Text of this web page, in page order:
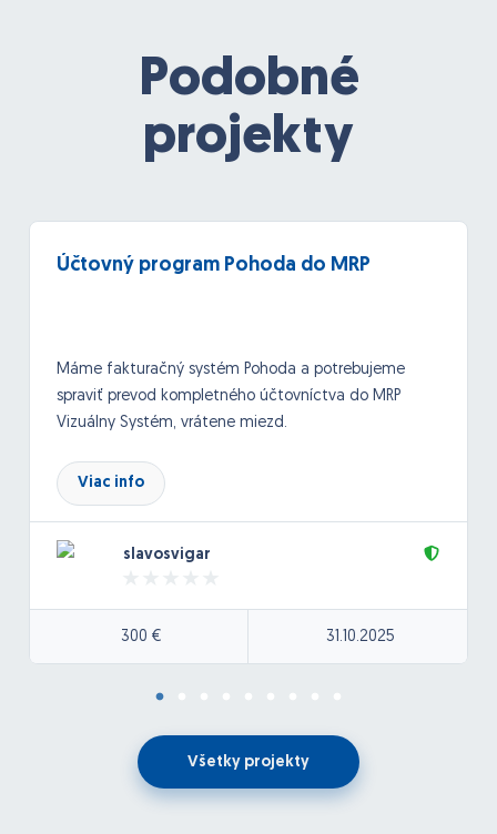
Podobné
projekty
Účtovný program Pohoda do MRP
Máme fakturačný systém Pohoda a potrebujeme
spraviť prevod kompletného účtovníctva do MRP
Vizuálny Systém, vrátene miezd.
Viac info
slavosvigar
300 € 31.10.2025
Všetky projekty